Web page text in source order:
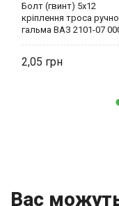
Болт (гвинт) 5х12
кріплення троса
гальма ВАЗ 2101-07
2,05
Вас можуть